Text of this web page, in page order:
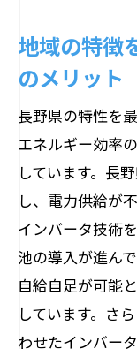
具体的
地元企
インバ
融合
市場に
技術の
地域の特徴
のメリット
長野県の特性を
エネルギー効率
しています。長
し、電力供給が
インバータ技術
池の導入が進ん
自給自足が可能
しています。さ
わせたインバー